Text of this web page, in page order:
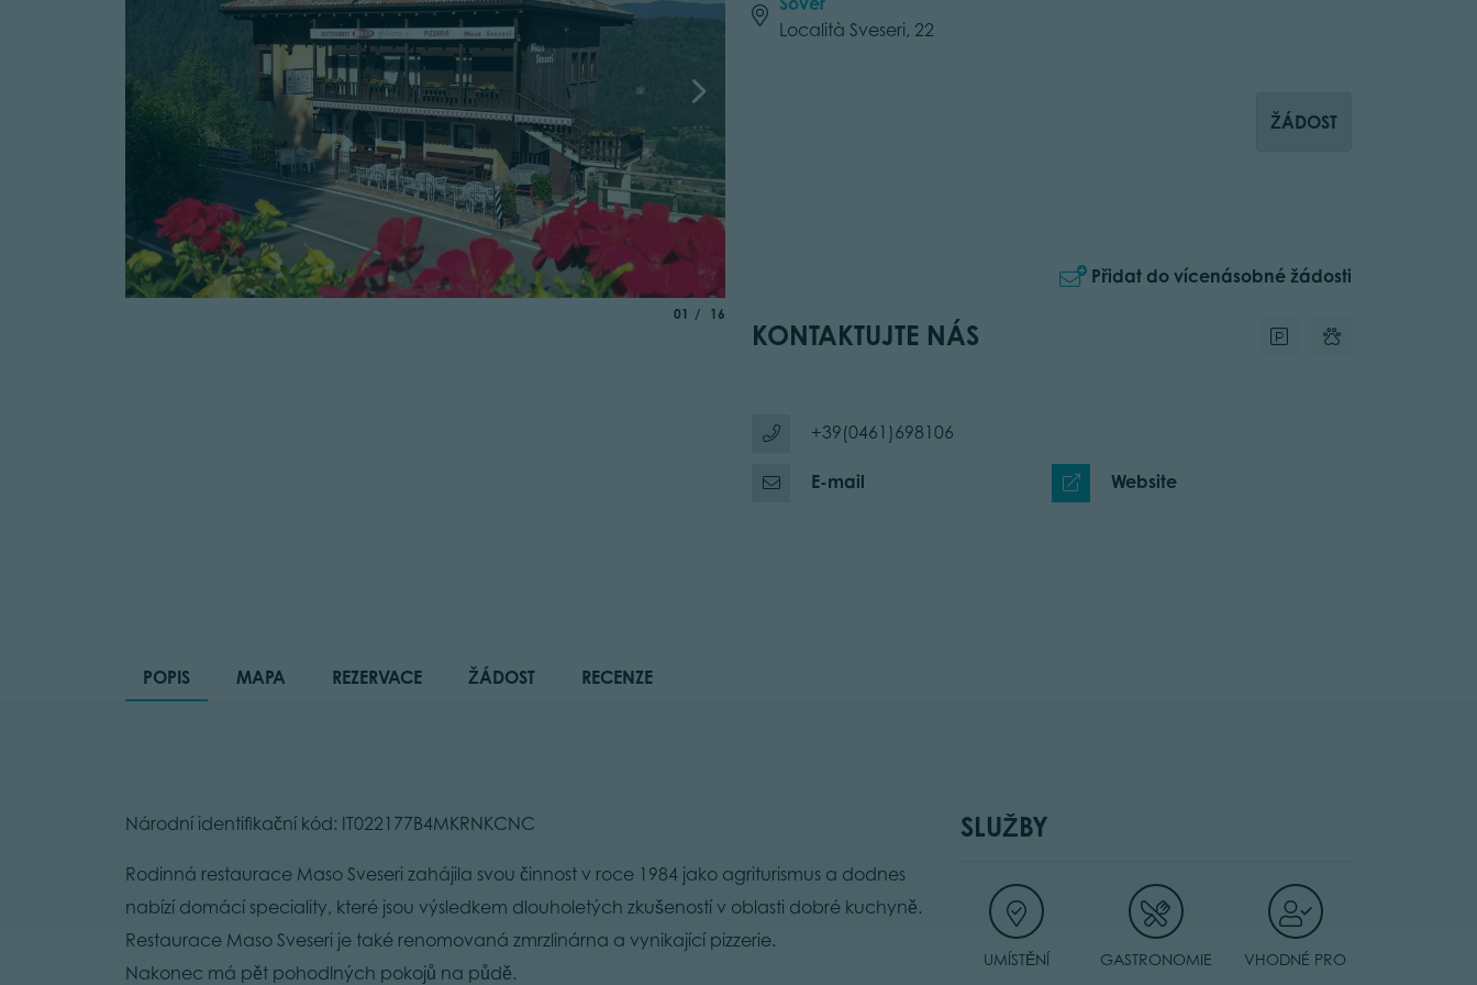
aria.slide_indicator.prefix
01 of
16
Località Sveseri, 22
ŽÁDOST
Přidat do vícenásobné žádosti
KONTAKTUJTE NÁS
+39(0461)698106
E-mail Website
POPIS MAPA REZERVACE ŽÁDOST RECENZE
Národní identifikační kód: IT022177B4MKRNKCNC
Rodinná restaurace Maso Sveseri zahájila svou činnost v roce 1984 jako agriturismus a dodnes
nabízí domácí speciality, které jsou výsledkem dlouholetých zkušeností v oblasti dobré kuchyně.
Restaurace Maso Sveseri je také renomovaná zmrzlinárna a vynikající pizzerie.
Nakonec má pět pohodlných pokojů na půdě.
SLUŽBY
UMÍSTĚNÍ GASTRONOMIE VHODNÉ PRO